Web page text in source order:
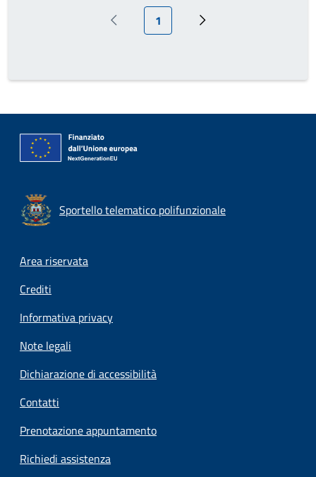
Pagina precedente
Pagina attuale
1 Prossima pagina
Sportello telematico polifunzionale
Footer menu
Area riservata
Crediti
Informativa privacy
Note legali
Dichiarazione di accessibilità
Contatti
Prenotazione appuntamento
Richiedi assistenza